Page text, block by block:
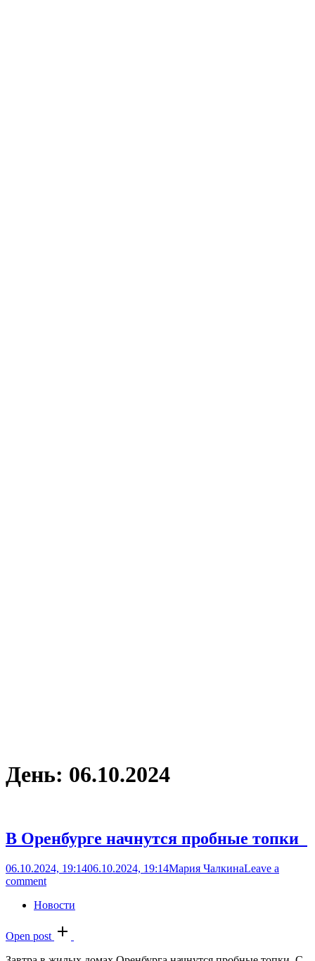
День: 06.10.2024
В Оренбурге начнутся пробные топки
06.10.2024, 19:1406.10.2024, 19:14Мария ЧалкинаLeave a
comment
Новости
Open post